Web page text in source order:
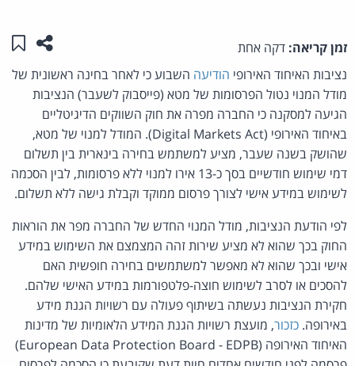
זמן קריאה: דקה אחת שתפו
נציבות האיחוד האירופי הודיעה השבוע כי לאחר בחינה ראשונית של
מודל המנוי נטול הפרסומות של מטא (פייסבוק לשעבר) הנציבות
הגיעה למסקנה כי החברה מפרה את חוק השווקים הדיגיטליים
באיחוד האירופי (Digital Markets Act). המודל למנוי של מטא,
שהושק בשנה שעבר, מציע למשתמש בחירה בינארית בין תשלום
דמי שימוש חודשיים בסך כ-13 אירו למנוי ללא פרסומות, לבין הסכמה
לשימוש במידע אישי לצורך פרסום ממוקד וקבלת גישה ללא תשלום.
לפי הודעת הנציבות, מודל המנוי החדש של החברה מפר את הוראות
החוק בכך שהוא לא מציע שירות זהה המצמצם את השימוש במידע
אישי ובכך שהוא לא מאפשר למשתמשים בחירה חופשית האם
להסכים או לסרב לשימוש חוצה-פלטפורמות במידע האישי שלהם.
חקירת הנציבות נעשתה בשיתוף פעולה עם רשויות הגנת מידע
באירופה. כזכור, מועצת רשויות הגנת המידע הלאומיות של מדינות
האיחוד האירופה (European Data Protection Board - EDPB)